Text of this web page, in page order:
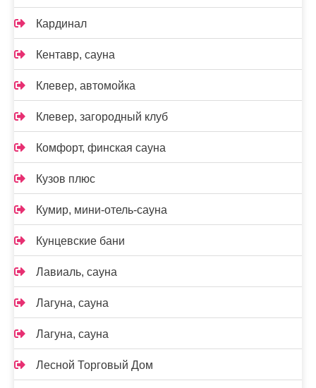
Кардинал
Кентавр, сауна
Клевер, автомойка
Клевер, загородный клуб
Комфорт, финская сауна
Кузов плюс
Кумир, мини-отель-сауна
Кунцевские бани
Лавиаль, сауна
Лагуна, сауна
Лагуна, сауна
Лесной Торговый Дом